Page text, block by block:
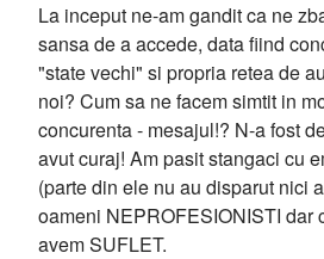
La inceput ne-am gandit ca ne
sansa de a accede, data fiind
"state vechi" si propria retea de
noi? Cum sa ne facem simtit in
concurenta - mesajul!? N-a fost
avut curaj! Am pasit stangaci cu
(parte din ele nu au disparut nici
oameni NEPROFESIONISTI dar
avem SUFLET.